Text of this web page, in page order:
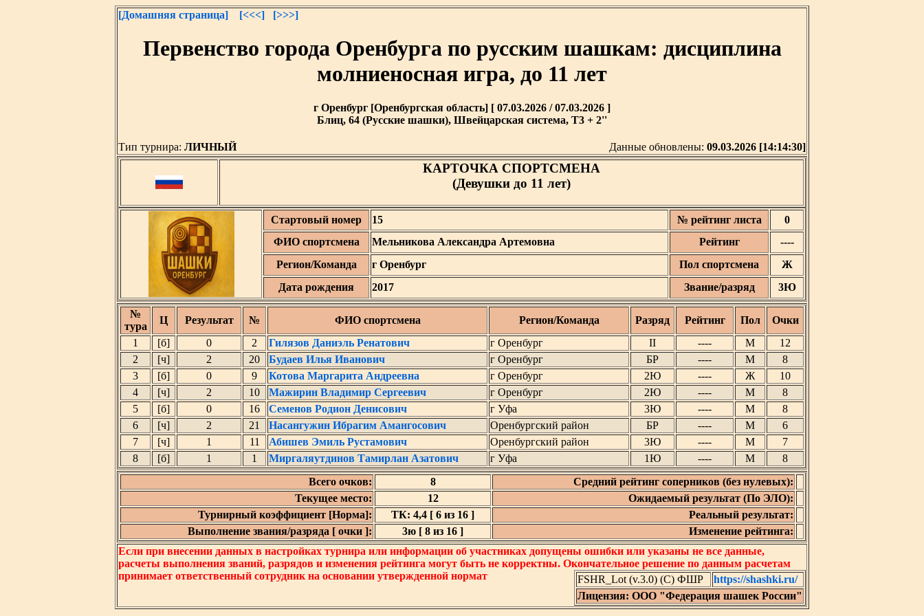
[Домашняя страница] [<<<] [>>>]
Первенство города Оренбурга по русским шашкам: дисциплина
молниеносная игра, до 11 лет
г Оренбург [Оренбургская область] [ 07.03.2026 / 07.03.2026 ]
Блиц, 64 (Русские шашки), Швейцарская система, T3 + 2''
Тип турнира: ЛИЧНЫЙ Данные обновлены: 09.03.2026 [14:14:30]
КАРТОЧКА СПОРТСМЕНА
(Девушки до 11 лет)
Стартовый номер 15 № рейтинг листа
0
ФИО спортсмена
Мельникова Александра Артемовна Рейтинг
----
Регион/Команда
г Оренбург Пол спортсмена
Ж
Дата рождения
2017 Звание/разряд 3Ю
№
тура
Ц Результат № ФИО спортсмена Регион/Команда Разряд Рейтинг Пол
Очки
1
[б] 0 2 Гилязов Даниэль Ренатович г Оренбург II ---- М
12
2
[ч] 2 20 Будаев Илья Иванович г Оренбург БР ---- М
8
3
[б] 0 9 Котова Маргарита Андреевна г Оренбург 2Ю ---- Ж
10
4
[ч] 2 10 Мажирин Владимир Сергеевич г Оренбург 2Ю ---- М
8
5
[б] 0 16 Семенов Родион Денисович г Уфа 3Ю ---- М
8
6
[ч] 2 21 Насангужин Ибрагим Амангосович Оренбургский район БР ---- М
6
7
[ч] 1 11 Абишев Эмиль Рустамович Оренбургский район 3Ю ---- М
7
8
[б] 1 1 Миргаляутдинов Тамирлан Азатович г Уфа 1Ю ---- М
8
Всего очков:
8
Средний рейтинг соперников (без нулевых):
Текущее место:
12
Ожидаемый результат (По ЭЛО):
Турнирный коэффициент [Норма]:
ТК: 4,4 [ 6 из 16 ]
Реальный результат:
Выполнение звания/разряда [ очки ]:
3ю [ 8 из 16 ]
Изменение рейтинга:
Если при внесении данных в настройках турнира или информации об участниках допущены ошибки или указаны не все данные,
расчеты выполнения званий, разрядов и изменения рейтинга могут быть не корректны. Окончательное решение по данным расчетам
принимает ответственный сотрудник на основании утвержденной нормат
FSHR_Lot (v.3.0) (C) ФШР
https://shashki.ru/
Лицензия: ООО "Федерация шашек России"